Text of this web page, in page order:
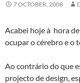
7 OCTOBER, 2008
Acabei hoje à hora
ocupar o cérebro e o
Ao contrário do que
projecto de design,